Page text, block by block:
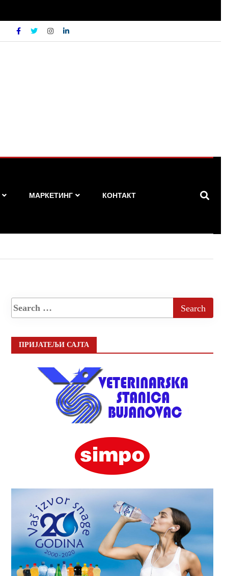
МАРКЕТИНГ КОНТАКТ
ПРИЈАТЕЉИ САЈТА